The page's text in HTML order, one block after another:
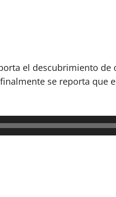
el descubrimiento de
se reporta que